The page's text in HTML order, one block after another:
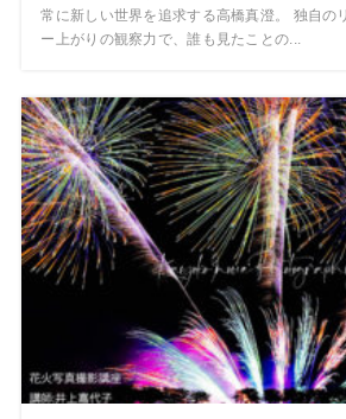
常に新しい世界を追求する高橋真澄。 独自の
ー上がりの観察力で、誰も見たことの...